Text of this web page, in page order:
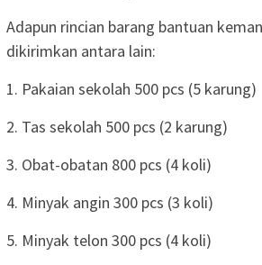
Adapun rincian barang bantuan
dikirimkan antara lain:
1. Pakaian sekolah 500 pcs (5 karung)
2. Tas sekolah 500 pcs (2 karung)
3. Obat-obatan 800 pcs (4 koli)
4. Minyak angin 300 pcs (3 koli)
5. Minyak telon 300 pcs (4 koli)